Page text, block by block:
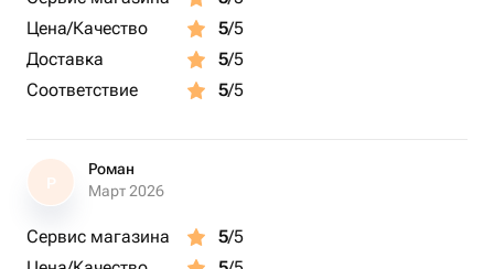
Цена/Качество
5/5
Доставка
5/5
Соответствие
5/5
Р
Роман
Март 2026
Сервис магазина 5/5